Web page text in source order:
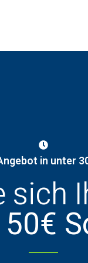
in unter
sich
50€